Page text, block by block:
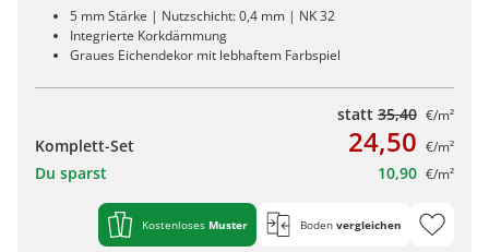
5 mm Stärke | Nutzschicht: 0,4 mm | NK 32
Integrierte Korkdämmung
Graues Eichendekor mit lebhaftem Farbspiel
statt 35,40 €/m²
Komplett-Set 24,50 €/m²
Du sparst 10,90 €/m²
Kostenloses Muster Boden vergleichen